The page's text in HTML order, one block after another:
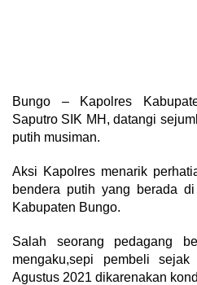
Bungo – Kapolres
Saputro SIK MH, datangi
putih musiman.
Aksi Kapolres menarik
bendera putih yang berada
Kabupaten Bungo.
Salah seorang pedagang
mengaku,sepi pembeli
Agustus 2021 dikarenakan